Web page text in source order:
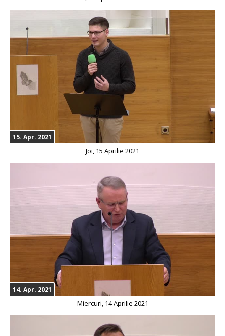
15. Apr. 2021
Joi, 15 Aprilie 2021
14. Apr. 2021
Miercuri, 14 Aprilie 2021